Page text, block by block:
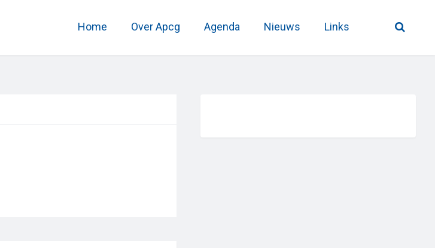
Home Over Apcg Agenda Nieuws Links